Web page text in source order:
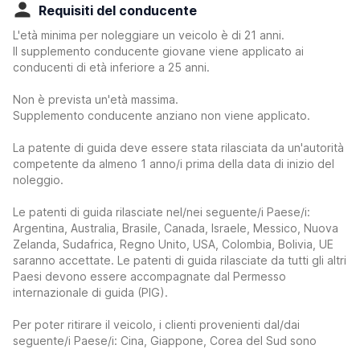
Requisiti del conducente
L'età minima per noleggiare un veicolo è di 21 anni.
Il supplemento conducente giovane viene applicato ai
conducenti di età inferiore a 25 anni.
Non è prevista un'età massima.
Supplemento conducente anziano non viene applicato.
La patente di guida deve essere stata rilasciata da un'autorità
competente da almeno 1 anno/i prima della data di inizio del
noleggio.
Le patenti di guida rilasciate nel/nei seguente/i Paese/i:
Argentina, Australia, Brasile, Canada, Israele, Messico, Nuova
Zelanda, Sudafrica, Regno Unito, USA, Colombia, Bolivia, UE
saranno accettate. Le patenti di guida rilasciate da tutti gli altri
Paesi devono essere accompagnate dal Permesso
internazionale di guida (PIG).
Per poter ritirare il veicolo, i clienti provenienti dal/dai
seguente/i Paese/i: Cina, Giappone, Corea del Sud sono